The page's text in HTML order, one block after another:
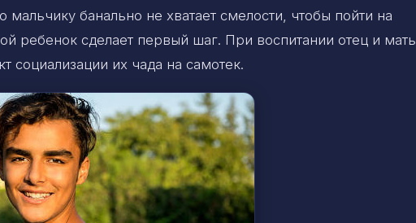
банально не хватает смелости, чтобы пойти на
ребенок сделает первый шаг. При воспитании отец и мать
социализации их чада на самотек.